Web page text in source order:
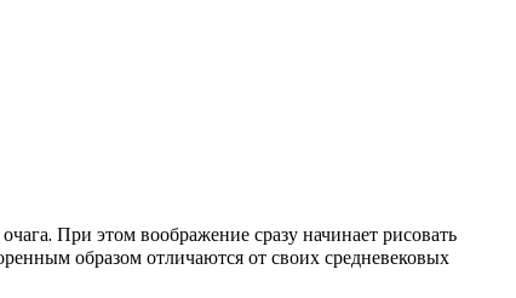
При этом воображение сразу начинает рисовать
образом отличаются от своих средневековых